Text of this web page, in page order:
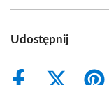
Udostępnij